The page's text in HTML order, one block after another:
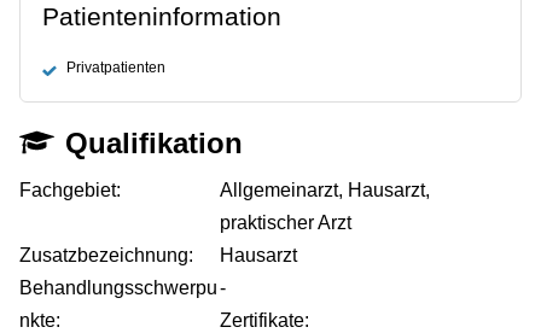
Patienteninformation
Privatpatienten
Qualifikation
Fachgebiet:
Allgemeinarzt, Hausarzt,
praktischer Arzt
Zusatzbezeichnung:
Hausarzt
Behandlungsschwerpu
nkte:
-
Zertifikate: